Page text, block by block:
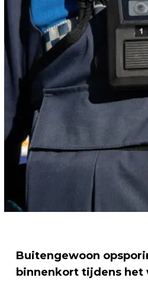
Buitengewoon
binnenkort tijdens het